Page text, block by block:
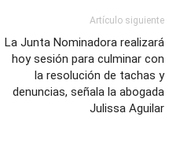
Artículo siguiente
La Junta Nominadora realizará
hoy sesión para culminar con
la resolución de tachas y
denuncias, señala la abogada
Julissa Aguilar